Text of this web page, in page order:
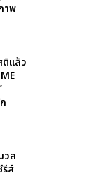
าพ
ติแล้ว
วล